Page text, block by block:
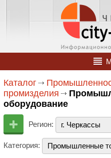
Каталог
промизделия
оборудование
Регион: г. Черкассы
Категория: Промышленные